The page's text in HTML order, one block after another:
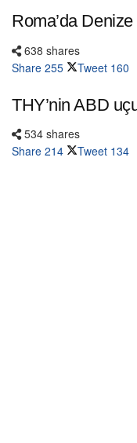
Roma’da
638 shares
Share 255 Tweet 160
THY’nin ABD
534 shares
Share 214 Tweet 134